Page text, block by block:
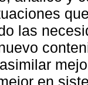
las